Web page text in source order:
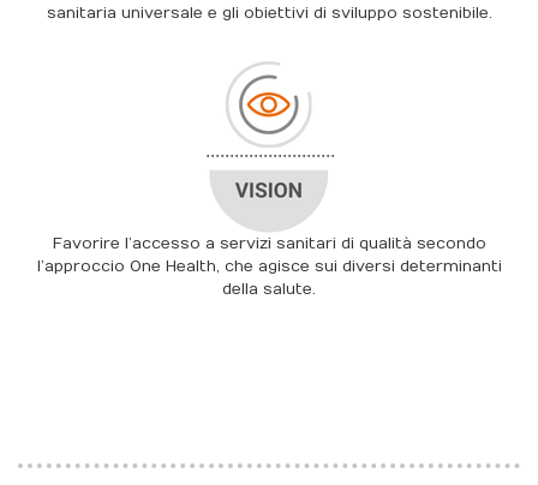
sanitaria universale e gli obiettivi di sviluppo sostenibile.
Favorire l’accesso a servizi sanitari di qualità secondo
l’approccio One Health, che agisce sui diversi determinanti
della salute.